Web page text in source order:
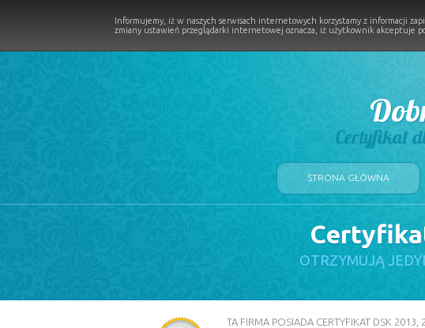
Certyfikat
STRONA GŁÓWNA
OTRZYMUJĄ
TA FIRMA POSIADA CERTYFIKAT DSK 2013,
Informujemy, iż w naszych serwisach internetowych korzystamy z informacji
zmiany ustawień przeglądarki internetowej oznacza, iż użytkownik akceptuje